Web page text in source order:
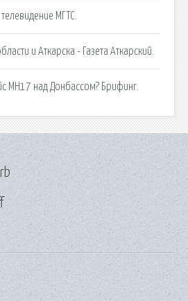
МГТС.
и Аткарска - Газета Аткарский.
МН17 над Донбассом? Брифинг.